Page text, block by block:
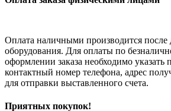
Оплата наличными производится после
оборудования. Для оплаты по
оформлении заказа необходимо
контактный номер телефона, адрес
для отправки выставленного счета.
Приятных покупок!